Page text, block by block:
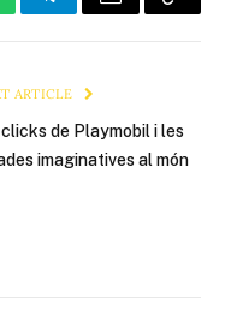
TelegramEmail Copy
ARTICLE
clicks de Playmobil i les
imaginatives al món